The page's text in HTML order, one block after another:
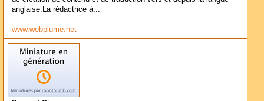
anglaise.La rédactrice à...
www.webplume.net